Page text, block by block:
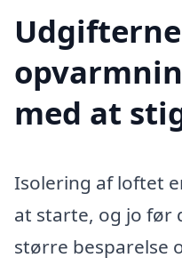
med at
Isolering af loftet
at starte, og jo før
større besparelse